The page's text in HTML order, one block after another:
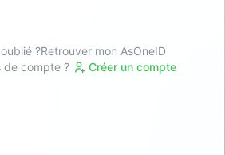
?Retrouver mon AsOneID
de compte ?
Créer un compte